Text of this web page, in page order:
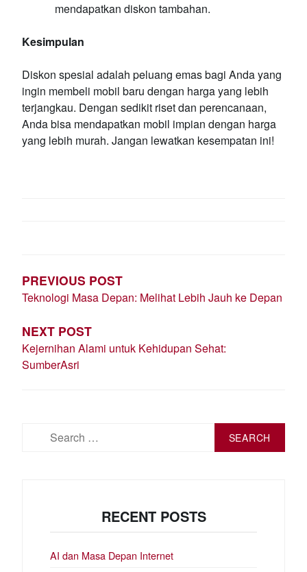
mendapatkan diskon tambahan.
Kesimpulan
Diskon spesial adalah peluang emas bagi Anda yang
ingin membeli mobil baru dengan harga yang lebih
terjangkau. Dengan sedikit riset dan perencanaan,
Anda bisa mendapatkan mobil impian dengan harga
yang lebih murah. Jangan lewatkan kesempatan ini!
PREVIOUS POST
Teknologi Masa Depan: Melihat Lebih Jauh ke Depan
NEXT POST
Kejernihan Alami untuk Kehidupan Sehat:
SumberAsri
RECENT POSTS
AI dan Masa Depan Internet